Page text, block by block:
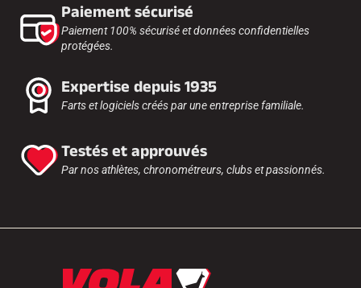
Paiement sécurisé
Paiement 100% sécurisé et données confidentielles
protégées.
Expertise depuis 1935
Farts et logiciels créés par une entreprise familiale.
Testés et approuvés
Par nos athlètes, chronométreurs, clubs et passionnés.